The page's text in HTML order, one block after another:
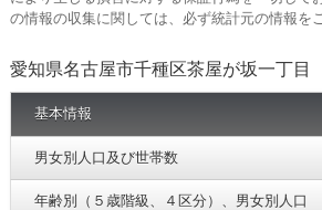
の情報の収集に関しては、必ず統計元の情報を
愛知県名古屋市千種区茶屋が坂一丁目
基本情報
男女別人口及び世帯数
年齢別（５歳階級、４区分）、男女別人口